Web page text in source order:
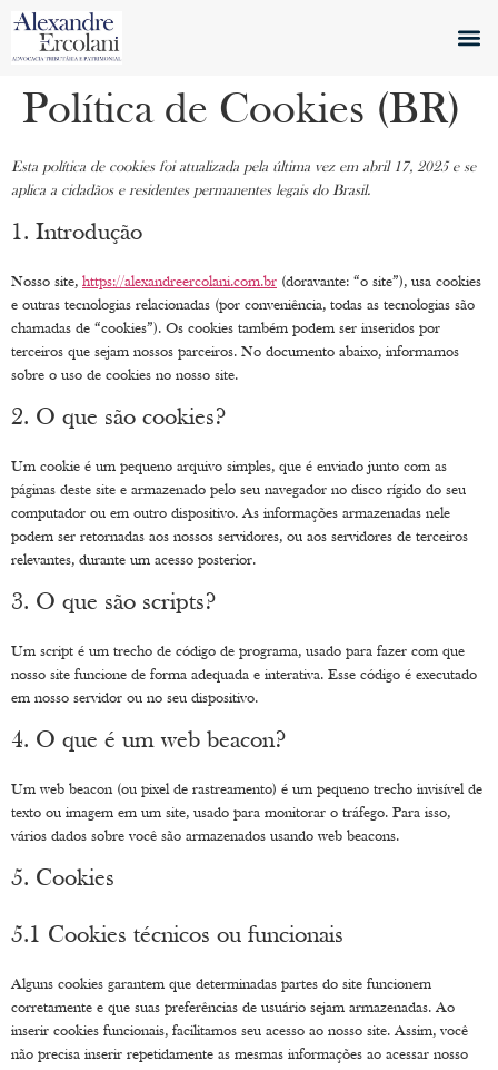
Política de Cookies (BR)
Esta política de cookies foi atualizada pela última vez em abril 17, 2025 e se
aplica a cidadãos e residentes permanentes legais do Brasil.
1. Introdução
Nosso site, https://alexandreercolani.com.br (doravante: “o site”), usa cookies
e outras tecnologias relacionadas (por conveniência, todas as tecnologias são
chamadas de “cookies”). Os cookies também podem ser inseridos por
terceiros que sejam nossos parceiros. No documento abaixo, informamos
sobre o uso de cookies no nosso site.
2. O que são cookies?
Um cookie é um pequeno arquivo simples, que é enviado junto com as
páginas deste site e armazenado pelo seu navegador no disco rígido do seu
computador ou em outro dispositivo. As informações armazenadas nele
podem ser retornadas aos nossos servidores, ou aos servidores de terceiros
relevantes, durante um acesso posterior.
3. O que são scripts?
Um script é um trecho de código de programa, usado para fazer com que
nosso site funcione de forma adequada e interativa. Esse código é executado
em nosso servidor ou no seu dispositivo.
4. O que é um web beacon?
Um web beacon (ou pixel de rastreamento) é um pequeno trecho invisível de
texto ou imagem em um site, usado para monitorar o tráfego. Para isso,
vários dados sobre você são armazenados usando web beacons.
5. Cookies
5.1 Cookies técnicos ou funcionais
Alguns cookies garantem que determinadas partes do site funcionem
corretamente e que suas preferências de usuário sejam armazenadas. Ao
inserir cookies funcionais, facilitamos seu acesso ao nosso site. Assim, você
não precisa inserir repetidamente as mesmas informações ao acessar nosso